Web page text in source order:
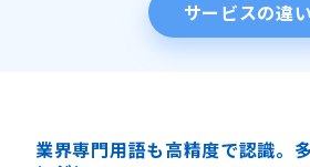
サービスの違い
業界専門用語も高精度で認識。